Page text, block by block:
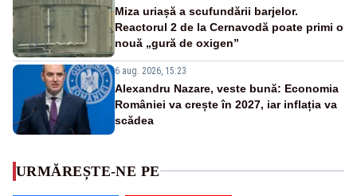
Miza uriașă a scufundării barjelor.
Reactorul 2 de la Cernavodă poate primi o
nouă „gură de oxigen”
6 aug. 2026, 15:23
Alexandru Nazare, veste bună: Economia
României va crește în 2027, iar inflația va
scădea
URMĂREȘTE-NE PE